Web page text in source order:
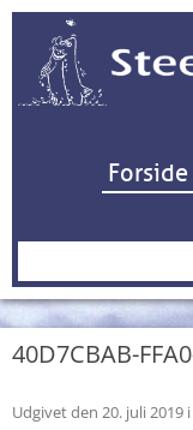
Forside
Søg
40D7CBAB-
Udgivet den 20. juli 2019 i